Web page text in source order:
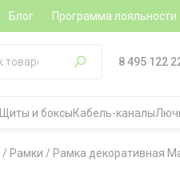
Блог Программа лояльности
8 495 122
Щиты и боксыКабель-каналы
/ Рамки / Рамка декоративная